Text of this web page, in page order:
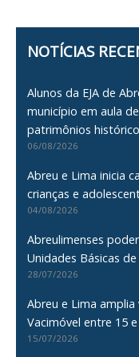
NOTÍCIAS
Alunos da EJA de
município em aula
patrimônios
06/08/2026
Abreu e Lima inicia
crianças e
04/08/2026
Abreulimenses
Unidades Básicas
28/07/2026
Abreu e Lima
Vacimóvel entre 15
15/07/2026